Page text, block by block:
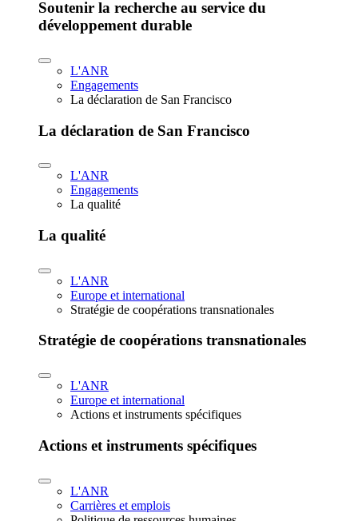
Soutenir la recherche au service du
développement durable
L'ANR
Engagements
La déclaration de San Francisco
La déclaration de San Francisco
L'ANR
Engagements
La qualité
La qualité
L'ANR
Europe et international
Stratégie de coopérations transnationales
Stratégie de coopérations transnationales
L'ANR
Europe et international
Actions et instruments spécifiques
Actions et instruments spécifiques
L'ANR
Carrières et emplois